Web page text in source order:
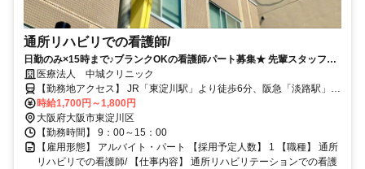
通所リハビリでの看護師/
日勤のみ×15時まで♪ブランクOKの看護師パート募集★ 先輩スタッフが
丁寧にサポートするので安心してご応募くださいね。
医療法人 中城クリニック
【勤務地アクセス】 JR「東淀川駅」より徒歩6分、阪急「淡路駅」よ
り徒歩8分
時給1,700円～1,800円
大阪府大阪市東淀川区
【勤務時間】 9：00～15：00
【雇用形態】 アルバイト・パート 【採用予定人数】 1 【職種】 通所
リハビリでの看護師/ 【仕事内容】 通所リハビリテーションでの看護